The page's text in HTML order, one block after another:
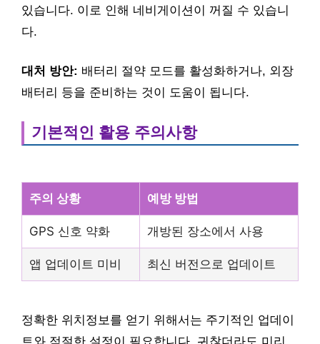
있습니다. 이로 인해 네비게이션이 꺼질 수 있습니
다.
대처 방안: 배터리 절약 모드를 활성화하거나, 외장
배터리 등을 준비하는 것이 도움이 됩니다.
기본적인 활용 주의사항
주의 상황 예방 방법
GPS 신호 약화 개방된 장소에서 사용
앱 업데이트 미비 최신 버전으로 업데이트
정확한 위치정보를 얻기 위해서는 주기적인 업데이